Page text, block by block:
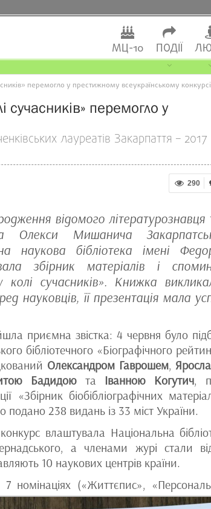
МЦ-10 ПОДІЇ
перемогло у престижному всеукраїнському конкурсі
перемогло у
лауреатів Закарпаття – 2017
290
відомого літературознавця
Олекси Мишанича
наукова бібліотека імені
збірник матеріалів і
сучасників». Книжка
науковців, її презентація мала
приємна звістка: 4 червня було
бібліотечного «Біографічного
Олександром Гаврошем,
Бадидою та Іванною Когутич,
«Збірник біобібліографічних
подано 238 видань із 33 міст України.
влаштувала Національна
а членами журі стали
10 наукових центрів країни.
7 номінаціях («Життєпис»,